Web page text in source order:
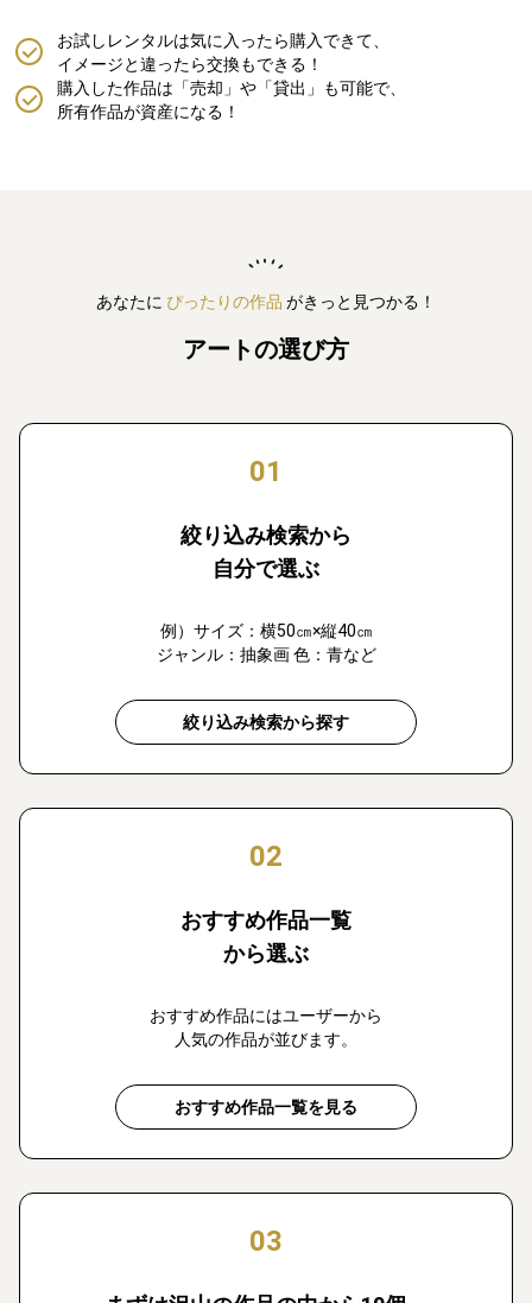
購入した作品は「売却」や「貸出」も可能で、
所有作品が資産になる！
お試しレンタルは気に入ったら購入できて、
イメージと違ったら交換もできる！
あなたに ぴったりの作品 がきっと見つかる！
アートの選び方
01
絞り込み検索から
自分で選ぶ
例）サイズ：横50㎝×縦40㎝
ジャンル：抽象画 色：青など
絞り込み検索から探す
02
おすすめ作品一覧
から選ぶ
おすすめ作品にはユーザーから
人気の作品が並びます。
おすすめ作品一覧を見る
03